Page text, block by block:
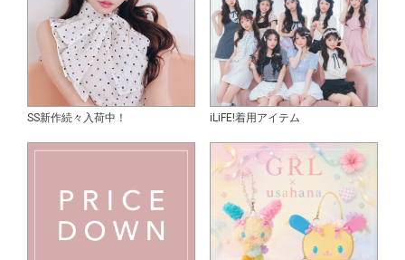
SS新作続々入荷中！ iLiFE!着用アイテム